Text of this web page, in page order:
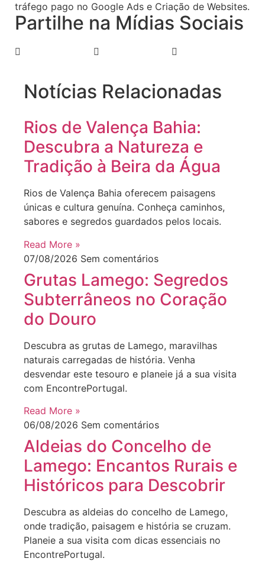
tráfego pago no Google Ads e Criação de Websites.
Partilhe na Mídias Sociais
Notícias Relacionadas
Rios de Valença Bahia:
Descubra a Natureza e
Tradição à Beira da Água
Rios de Valença Bahia oferecem paisagens
únicas e cultura genuína. Conheça caminhos,
sabores e segredos guardados pelos locais.
Read More »
07/08/2026 Sem comentários
Grutas Lamego: Segredos
Subterrâneos no Coração
do Douro
Descubra as grutas de Lamego, maravilhas
naturais carregadas de história. Venha
desvendar este tesouro e planeie já a sua visita
com EncontrePortugal.
Read More »
06/08/2026 Sem comentários
Aldeias do Concelho de
Lamego: Encantos Rurais e
Históricos para Descobrir
Descubra as aldeias do concelho de Lamego,
onde tradição, paisagem e história se cruzam.
Planeie a sua visita com dicas essenciais no
EncontrePortugal.